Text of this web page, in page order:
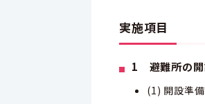
実施項目
1 避難所の開
(1) 開設準